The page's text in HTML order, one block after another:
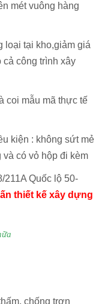
mét vuông hàng
loại tại kho,giảm giá
công trình xây
coi mẫu mã thực tế
kiện : không sứt mẻ
có vỏ hộp đi kèm
211A Quốc lộ 50-
thiết kế xây dựng
chống trơn